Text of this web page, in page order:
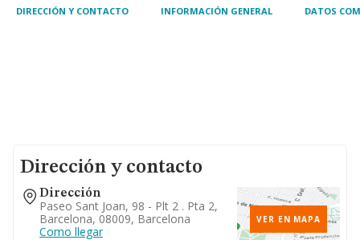
DIRECCIÓN Y CONTACTO INFORMACIÓN GENERAL DATOS
Dirección y contacto
Dirección
Paseo Sant Joan, 98 - Plt 2 . Pta 2,
Barcelona, 08009, Barcelona
Como llegar
VER EN MAPA